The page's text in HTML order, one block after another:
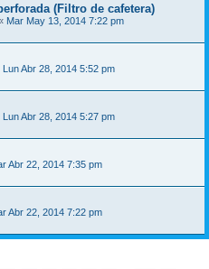
(Filtro de cafetera)
Mar May 13, 2014 7:22 pm
Lun Abr 28, 2014 5:52 pm
Lun Abr 28, 2014 5:27 pm
Abr 22, 2014 7:35 pm
Abr 22, 2014 7:22 pm